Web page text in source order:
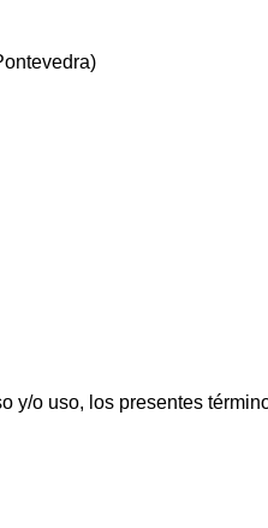
o uso, los presentes